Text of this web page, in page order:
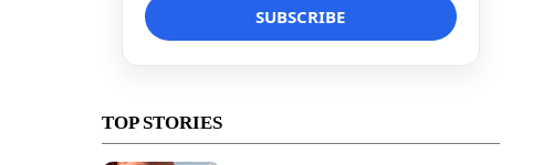
TOP STORIES